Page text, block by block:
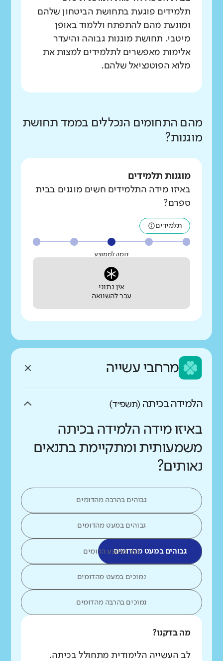
תלמידים פוגעת בתחושת הביטחון שלהם
ומונעת מהם להתפתח וללמוד באופן
מיטבי. תחושת מוגנות גבוהה והיעדר
אלימות מאפשרים לתלמידים למצות את
מלוא הפוטנציאל שלהם.
מהם התחומים הנכללים בממד תחושת
מוגנות?
מוגנות תלמידים
באיזו מידה התלמידים חשים מוגנים בבית
ספרם?
תלמידים
דומה לממוצע
אין נתוני
עבר להשוואה
מרחבי עשייה
הלמידה בכיתה (תשפ״ד)
באיזו מידה הלמידה בכיתה
משמעותית ומתקיימת בתנאים
נאותים?
גבוהים בהרבה מהדומים
גבוהים במעט מהדומים
גבוהים במעט מהדומיםכמו ממוצע הדומים
נמוכים במעט מהדומים
נמוכים בהרבה מהדומים
מה בדקנו?
לב העשייה הלימודית מתחולל בכיתה.